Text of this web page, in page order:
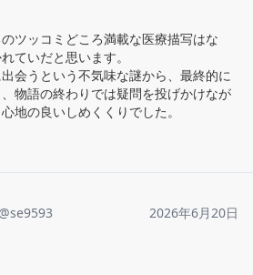
ツッコミどころ満載な医療描写はな
ていだと思います。
会うという不気味な謎から、最終的に
物語の終わりでは疑問を投げかけなが
地の良いしめくくりでした。
@se9593 2026年6月20日